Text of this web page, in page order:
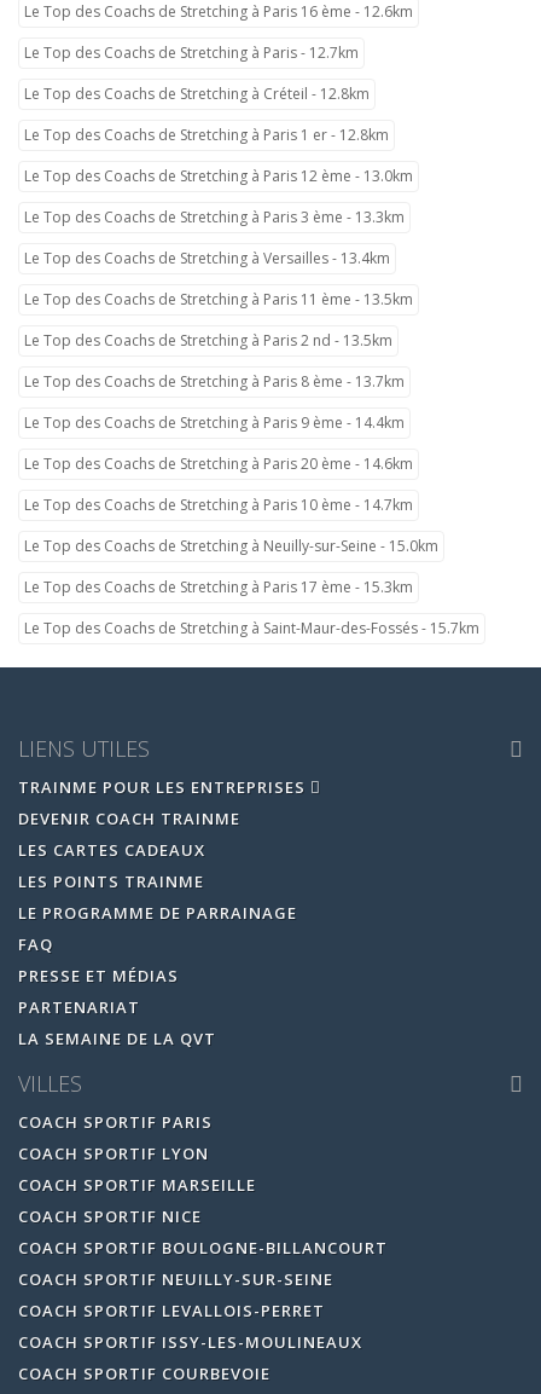
Le Top des Coachs de Stretching à Paris 16 ème - 12.6km
Le Top des Coachs de Stretching à Paris - 12.7km
Le Top des Coachs de Stretching à Créteil - 12.8km
Le Top des Coachs de Stretching à Paris 1 er - 12.8km
Le Top des Coachs de Stretching à Paris 12 ème - 13.0km
Le Top des Coachs de Stretching à Paris 3 ème - 13.3km
Le Top des Coachs de Stretching à Versailles - 13.4km
Le Top des Coachs de Stretching à Paris 11 ème - 13.5km
Le Top des Coachs de Stretching à Paris 2 nd - 13.5km
Le Top des Coachs de Stretching à Paris 8 ème - 13.7km
Le Top des Coachs de Stretching à Paris 9 ème - 14.4km
Le Top des Coachs de Stretching à Paris 20 ème - 14.6km
Le Top des Coachs de Stretching à Paris 10 ème - 14.7km
Le Top des Coachs de Stretching à Neuilly-sur-Seine - 15.0km
Le Top des Coachs de Stretching à Paris 17 ème - 15.3km
Le Top des Coachs de Stretching à Saint-Maur-des-Fossés - 15.7km
LIENS UTILES
TRAINME POUR LES ENTREPRISES
DEVENIR COACH TRAINME
LES CARTES CADEAUX
LES POINTS TRAINME
LE PROGRAMME DE PARRAINAGE
FAQ
PRESSE ET MÉDIAS
PARTENARIAT
LA SEMAINE DE LA QVT
VILLES
COACH SPORTIF PARIS
COACH SPORTIF LYON
COACH SPORTIF MARSEILLE
COACH SPORTIF NICE
COACH SPORTIF BOULOGNE-BILLANCOURT
COACH SPORTIF NEUILLY-SUR-SEINE
COACH SPORTIF LEVALLOIS-PERRET
COACH SPORTIF ISSY-LES-MOULINEAUX
COACH SPORTIF COURBEVOIE